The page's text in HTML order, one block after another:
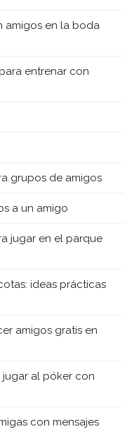
amigos en la boda
entrenar con
grupos de amigos
a un amigo
jugar en el parque
ideas prácticas
amigos gratis en
jugar al póker con
con mensajes